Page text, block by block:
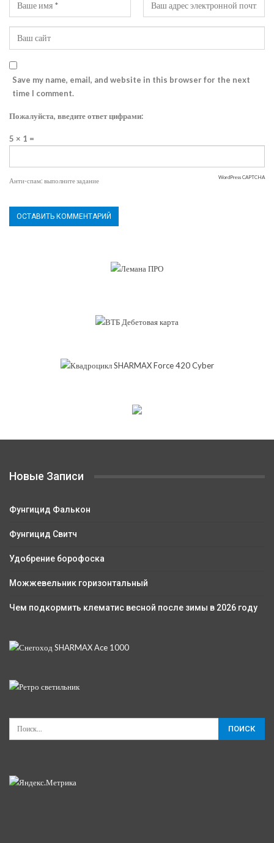
Save my name, email, and website in this browser for the next
time I comment.
Пожалуйста, введите ответ цифрами:
5 × 1 =
Анти-спам: выполните задание WordPress CAPTCHA
Новые Записи
Фунгицид Фалькон
Фунгицид Свитч
Удобрение борофоска
Можжевельник горизонтальный
Чем подкормить клематис весной после зимы в 2026 году